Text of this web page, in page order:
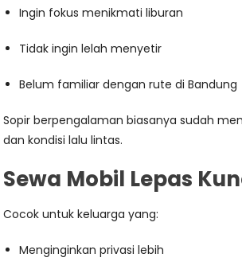
Ingin fokus menikmati liburan
Tidak ingin lelah menyetir
Belum familiar dengan rute di Bandung
Sopir berpengalaman biasanya sudah
dan kondisi lalu lintas.
Sewa Mobil Lepas
Cocok untuk keluarga yang:
Menginginkan privasi lebih